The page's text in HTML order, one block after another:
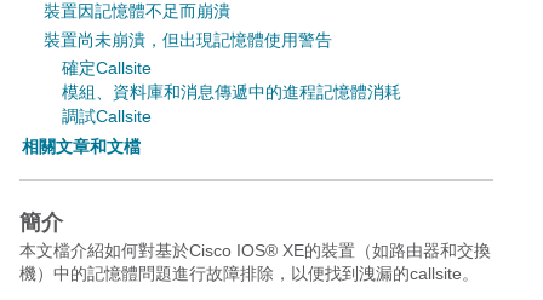
裝置因記憶體不足而崩潰
裝置尚未崩潰，但出現記憶體使用警告
確定Callsite
模組、資料庫和消息傳遞中的進程記憶體消耗
調試Callsite
相關文章和文檔
簡介
本文檔介紹如何對基於Cisco IOS® XE的裝置（如路由器和交換
機）中的記憶體問題進行故障排除，以便找到洩漏的callsite。